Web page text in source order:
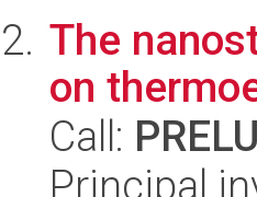
The
on
Call:
Principal